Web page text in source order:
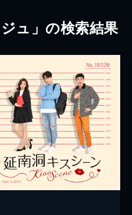
ュ」の検索結果